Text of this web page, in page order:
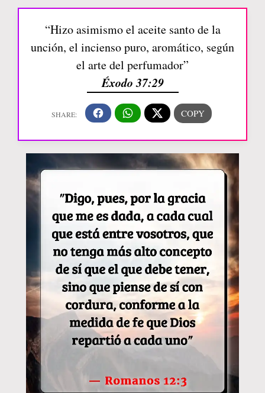
“Hizo asimismo el aceite santo de la
unción, el incienso puro, aromático, según
el arte del perfumador”
Éxodo 37:29